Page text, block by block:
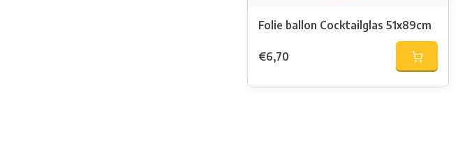
Folie ballon Cocktailglas 51x89cm
€6,70